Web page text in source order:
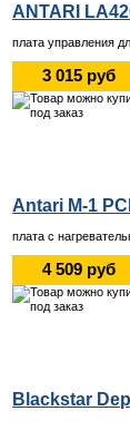
ANTARI
плата управления
3 015 руб
Antari M-1
плата с
4 509 руб
Blackstar